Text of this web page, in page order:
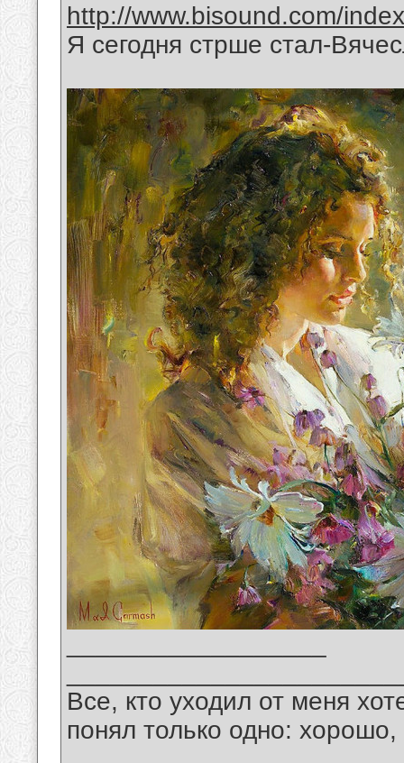
http://www.bisound.com/
Я сегодня стрше стал-
Все, кто уходил от меня
понял только одно: